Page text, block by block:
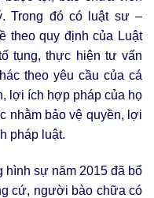
Trong đó có luật sư –
theo quy định của Luật
tụng, thực hiện tư vấn
theo yêu cầu của cá
lợi ích hợp pháp của họ
nhằm bảo vệ quyền, lợi
pháp luật.
hình sự năm 2015 đã bổ
cứ, người bào chữa có